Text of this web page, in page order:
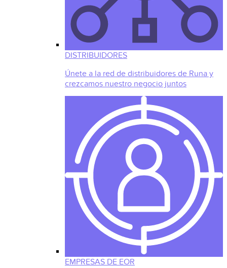
DISTRIBUIDORES
Únete a la red de distribuidores de Runa y
crezcamos nuestro negocio juntos
EMPRESAS DE EOR